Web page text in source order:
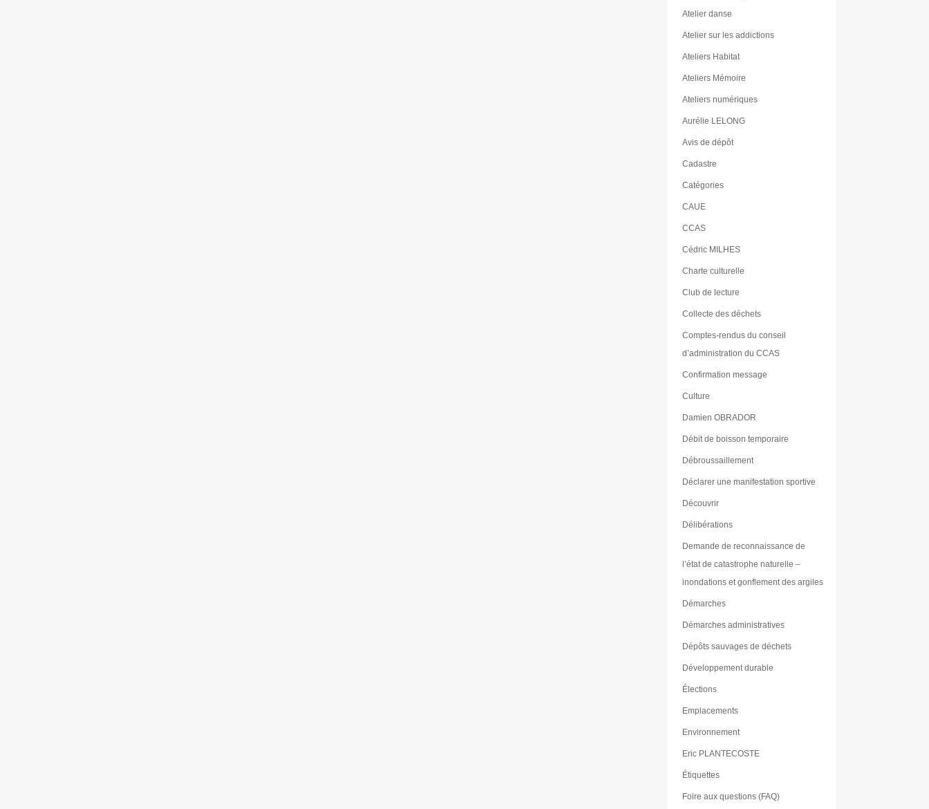
Atelier danse
Atelier sur les addictions
Ateliers Habitat
Ateliers Mémoire
Ateliers numériques
Aurélie LELONG
Avis de dépôt
Cadastre
Catégories
CAUE
CCAS
Cédric MILHES
Charte culturelle
Club de lecture
Collecte des déchets
Comptes-rendus du conseil
d’administration du CCAS
Confirmation message
Culture
Damien OBRADOR
Débit de boisson temporaire
Débroussaillement
Déclarer une manifestation sportive
Découvrir
Délibérations
Demande de reconnaissance de
l’état de catastrophe naturelle –
inondations et gonflement des argiles
Démarches
Démarches administratives
Dépôts sauvages de déchets
Développement durable
Élections
Emplacements
Environnement
Eric PLANTECOSTE
Étiquettes
Foire aux questions (FAQ)